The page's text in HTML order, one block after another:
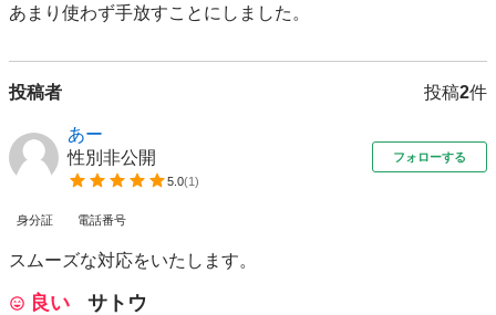
あまり使わず手放すことにしました。
投稿者 投稿2件
あー
性別非公開
5.0(1)
フォローする
身分証 電話番号
スムーズな対応をいたします。
良い サトウ